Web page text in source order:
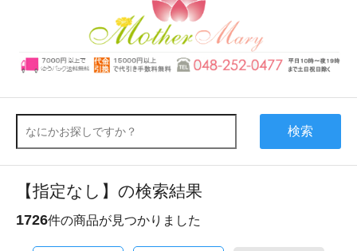
検索
【指定なし】の検索結果
1726件の商品が見つかりました